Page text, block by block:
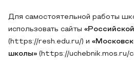
Для самостоятельной работы
использовать сайты
(https://resh.edu.ru/) и
школы» (https://uchebnik.mos.ru/